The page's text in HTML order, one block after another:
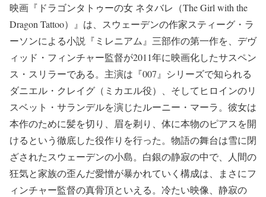
映画『ドラゴンタトゥーの女 ネタバレ（The Girl with the
Dragon Tattoo）』は、スウェーデンの作家スティーグ・ラ
ーソンによる小説『ミレニアム』三部作の第一作を、デヴ
ィッド・フィンチャー監督が2011年に映画化したサスペン
ス・スリラーである。主演は『007』シリーズで知られる
ダニエル・クレイグ（ミカエル役）、そしてヒロインのリ
スベット・サランデルを演じたルーニー・マーラ。彼女は
本作のために髪を切り、眉を剃り、体に本物のピアスを開
けるという徹底した役作りを行った。物語の舞台は雪に閉
ざされたスウェーデンの小島。白銀の静寂の中で、人間の
狂気と家族の歪んだ愛憎が暴かれていく構成は、まさにフ
ィンチャー監督の真骨頂といえる。冷たい映像、静寂の